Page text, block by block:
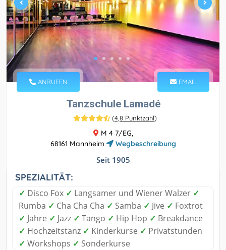
ANRUFEN EMAIL
Tanzschule Lamadé
(4,8 Punktzahl)
M 4 7/EG,
68161 Mannheim
Wegbeschreibung
Seit 1905
SPEZIALITÄT:
✓ Disco Fox ✓ Langsamer und Wiener Walzer ✓
Rumba ✓ Cha Cha Cha ✓ Samba ✓ Jive ✓ Foxtrot
✓ Jahre ✓ Jazz ✓ Tango ✓ Hip Hop ✓ Breakdance
✓ Hochzeitstanz ✓ Kinderkurse ✓ Privatstunden
✓ Workshops ✓ Sonderkurse